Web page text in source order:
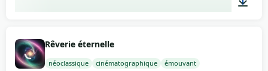
Rêverie éternelle
néoclassique cinématographique émouvant